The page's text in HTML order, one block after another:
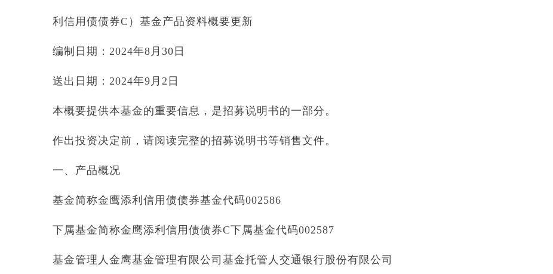
利信用债债券C）基金产品资料概要更新
编制日期：2024年8月30日
送出日期：2024年9月2日
本概要提供本基金的重要信息，是招募说明书的一部分。
作出投资决定前，请阅读完整的招募说明书等销售文件。
一、产品概况
基金简称金鹰添利信用债债券基金代码002586
下属基金简称金鹰添利信用债债券C下属基金代码002587
基金管理人金鹰基金管理有限公司基金托管人交通银行股份有限公司